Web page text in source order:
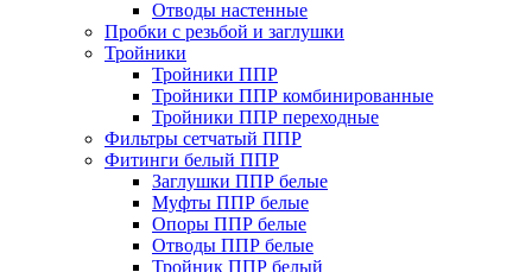
Отводы настенные
Пробки с резьбой и заглушки
Тройники
Тройники ППР
Тройники ППР комбинированные
Тройники ППР переходные
Фильтры сетчатый ППР
Фитинги белый ППР
Заглушки ППР белые
Муфты ППР белые
Опоры ППР белые
Отводы ППР белые
Тройник ППР белый